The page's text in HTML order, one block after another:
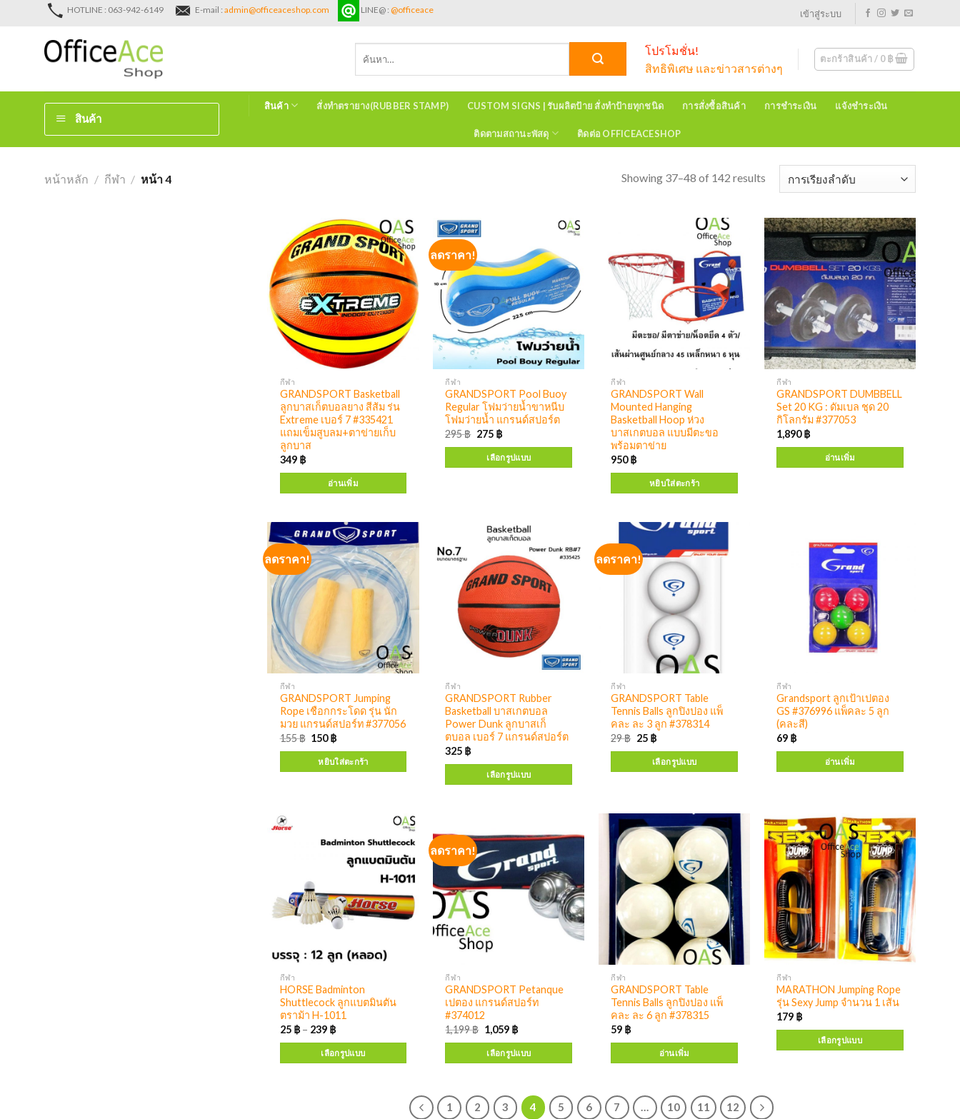
HOTLINE : 063-942-6149 E-mail : admin@officeaceshop.com LINE@ : @officeace เข้าสู่ระบบ
โปรโมชั่น!
สิทธิพิเศษ และข่าวสารต่างๆ
ตะกร้าสินค้า / 0฿
สินค้า
สินค้า สั่งทำตรายาง(RUBBER STAMP) CUSTOM SIGNS | รับผลิตป้าย สั่งทำป้ายทุกชนิด การสั่งซื้อสินค้า การชำระเงิน แจ้งชำระเงิน
ติดตามสถานะพัสดุ ติดต่อ OFFICEACESHOP
หน้าหลัก / กีฬา / หน้า 4 Showing 37–48 of 142 results
กีฬา
GRANDSPORT Basketball
ลูกบาสเก็ตบอลยาง สีส้ม ร่น
Extreme เบอร์ 7 #335421
แถมเข็มสูบลม+ตาข่ายเก็บ
ลูกบาส
349 ฿
อ่านเพิ่ม
กีฬา
GRANDSPORT DUMBBELL
Set 20 KG : ดัมเบล ชุด 20
กิโลกรัม #377053
1,890฿
อ่านเพิ่ม
ลดราคา!
กีฬา
GRANDSPORT Jumping
Rope เชือกกระโดด รุ่น นัก
มวย แกรนด์สปอร์ท #377056
155฿ 150฿
หยิบใส่ตะกร้า
ลดราคา!
กีฬา
GRANDSPORT Petanque
เปตอง แกรนด์สปอร์ท
#374012
1,199฿ 1,059 ฿
เลือกรูปแบบ
ลดราคา!
กีฬา
GRANDSPORT Pool Buoy
Regular โฟมว่ายน้ำขาหนีบ
โฟมว่ายน้ำ แกรนด์สปอร์ต
295฿ 275 ฿
เลือกรูปแบบ
กีฬา
GRANDSPORT Rubber
Basketball บาสเกตบอล
Power Dunk ลูกบาสเก็
ตบอล เบอร์ 7 แกรนด์สปอร์ต
325 ฿
เลือกรูปแบบ
ลดราคา!
กีฬา
GRANDSPORT Table
Tennis Balls ลูกปิงปอง แพ็
คละ ละ 3 ลูก #378314
29฿ 25 ฿
เลือกรูปแบบ
กีฬา
GRANDSPORT Table
Tennis Balls ลูกปิงปอง แพ็
คละ ละ 6 ลูก #378315
59 ฿
อ่านเพิ่ม
กีฬา
GRANDSPORT Wall
Mounted Hanging
Basketball Hoop ห่วง
บาสเกตบอล แบบมีตะขอ
พร้อมตาข่าย
950฿
หยิบใส่ตะกร้า
กีฬา
Grandsport ลูกเป้าเปตอง
GS #376996 แพ็คละ 5 ลูก
(คละสี)
69 ฿
อ่านเพิ่ม
กีฬา
HORSE Badminton
Shuttlecock ลูกแบตมินตัน
ตราม้า H-1011
25 ฿– 239 ฿
เลือกรูปแบบ
กีฬา
MARATHON Jumping Rope
รุ่น Sexy Jump จำนวน 1 เส้น
179 ฿
เลือกรูปแบบ
1 2 3 4 5 6 7 … 10 11 12